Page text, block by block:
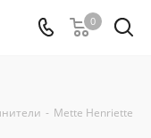
0
- Mette Henriette